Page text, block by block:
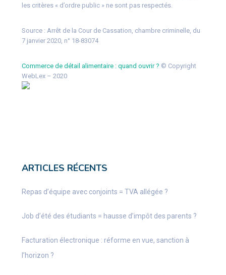
les critères « d’ordre public » ne sont pas respectés.
Source : Arrêt de la Cour de Cassation, chambre criminelle, du
7 janvier 2020, n° 18-83074
Commerce de détail alimentaire : quand ouvrir ? © Copyright
WebLex – 2020
ARTICLES RÉCENTS
Repas d’équipe avec conjoints = TVA allégée ?
Job d’été des étudiants = hausse d’impôt des parents ?
Facturation électronique : réforme en vue, sanction à
l’horizon ?